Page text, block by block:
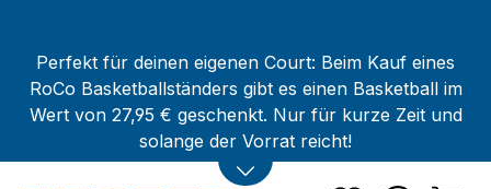
Perfekt für deinen eigenen Court: Beim Kauf eines
RoCo Basketballständers gibt es einen Basketball im
Wert von 27,95 € geschenkt. Nur für kurze Zeit und
solange der Vorrat reicht!